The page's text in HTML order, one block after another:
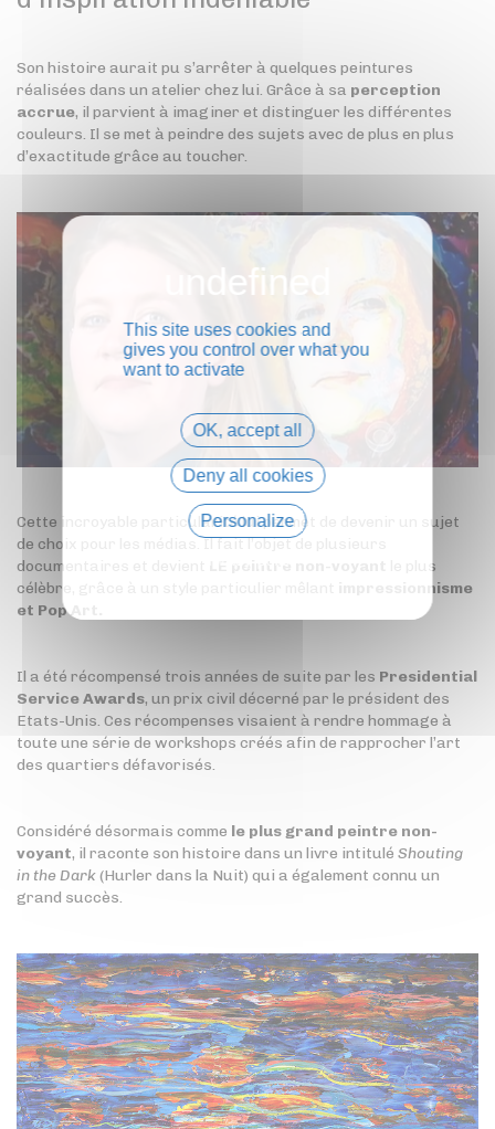
Son histoire aurait pu s’arrêter à quelques peintures
réalisées dans un atelier chez lui. Grâce à sa perception
accrue, il parvient à imaginer et distinguer les différentes
couleurs. Il se met à peindre des sujets avec de plus en plus
d’exactitude grâce au toucher.
Cette incroyable particularité lui permet de devenir un sujet
de choix pour les médias. Il fait l’objet de plusieurs
documentaires et devient
le plus
célèbre, grâce à un style particulier mêlant
impressionnisme
et Pop Art.
Il a été récompensé trois années de suite par les Presidential
Service Awards, un prix civil décerné par le président des
Etats-Unis. Ces récompenses visaient à rendre hommage à
toute une série de workshops créés afin de rapprocher l’art
des quartiers défavorisés.
Considéré désormais comme le plus grand peintre non-
voyant, il raconte son histoire dans un livre intitulé Shouting
in the Dark(Hurler dans la Nuit) qui a également connu un
grand succès.
This site uses cookies and
gives you control over what you
want to activate
OK, accept all
Deny all cookies
Personalize